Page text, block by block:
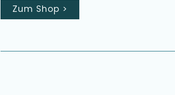
Zum Shop >